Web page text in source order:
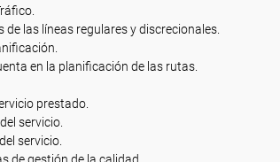
las líneas regulares y discrecionales.
en la planificación de las rutas.
prestado.
servicio.
servicio.